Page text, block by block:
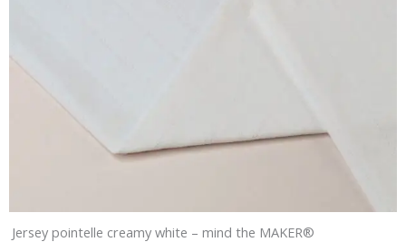
Jersey pointelle creamy white – mind the MAKER®